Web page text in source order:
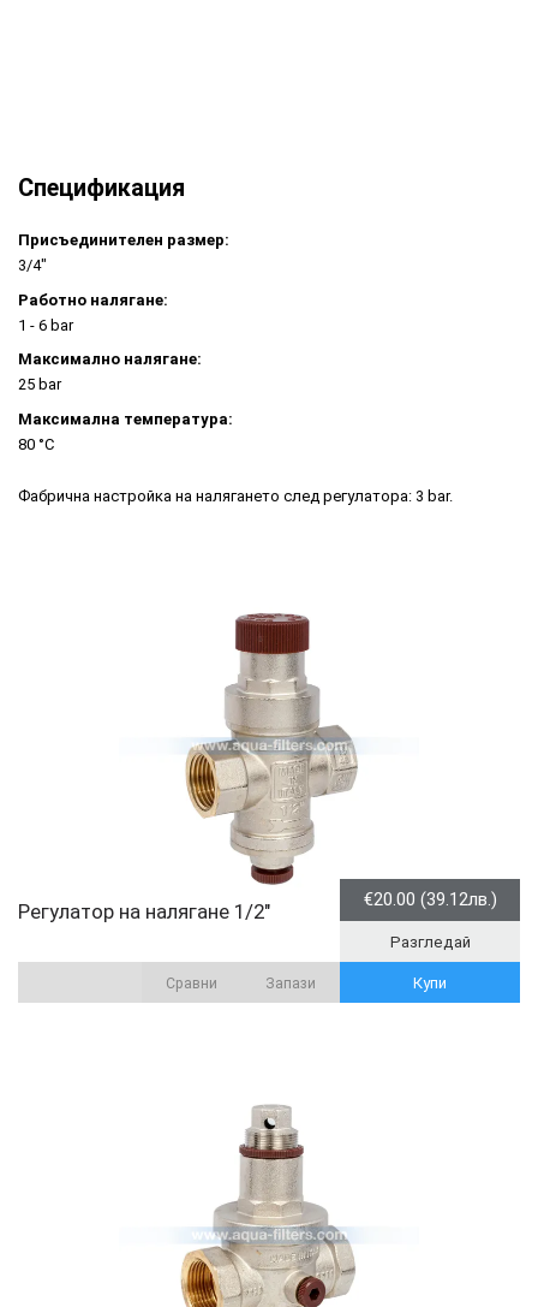
Спецификация
Присъединителен размер:
3/4"
Работно налягане:
1 - 6 bar
Максимално налягане:
25 bar
Максимална температура:
80 °C
Фабрична настройка на налягането след регулатора: 3 bar.
Регулатор на налягане 1/2" €20.00 (39.12лв.)
Разгледай
Купи
Запази
Сравни